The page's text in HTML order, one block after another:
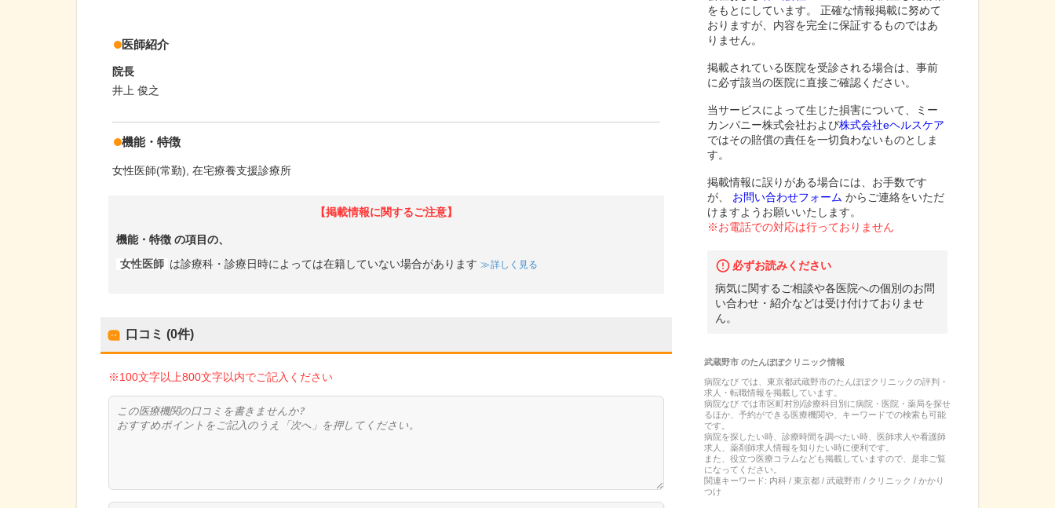
医師紹介
院長
井上 俊之
機能・特徴
女性医師(常勤) 在宅療養支援診療所
【掲載情報に関するご注意】
機能・特徴 の項目の、
女性医師 は診療科・診療日時によっては在籍していない場合があります 詳しく見る
口コミ (0件)
※100文字以上800文字以内でご記入ください
をもとにしています。 正確な情報掲載に努めて
おりますが、内容を完全に保証するものではあ
りません。
掲載されている医院を受診される場合は、事前
に必ず該当の医院に直接ご確認ください。
当サービスによって生じた損害について、ミー
カンパニー株式会社および株式会社eヘルスケア
ではその賠償の責任を一切負わないものとしま
す。
掲載情報に誤りがある場合には、お手数です
が、
お問い合わせフォーム からご連絡をいただ
けますようお願いいたします。
※お電話での対応は行っておりません
必ずお読みください
病気に関するご相談や各医院への個別のお問
い合わせ・紹介などは受け付けておりませ
ん。
武蔵野市のたんぽぽクリニック情報
病院なび では、 東京都武蔵野市のたんぽぽクリニックの評判・
求人・転職情報を掲載しています。
病院なび では市区町村別/診療科目別に病院・医院・薬局を探せ
るほか、予約ができる医療機関や、キーワードでの検索も可能
です。
病院を探したい時、診療時間を調べたい時、医師求人や看護師
求人、薬剤師求人情報を知りたい時に便利です。
また、役立つ医療コラムなども掲載していますので、是非ご覧
になってください。
関連キーワード: 内科 / 東京都 / 武蔵野市 / クリニック / かかり
つけ